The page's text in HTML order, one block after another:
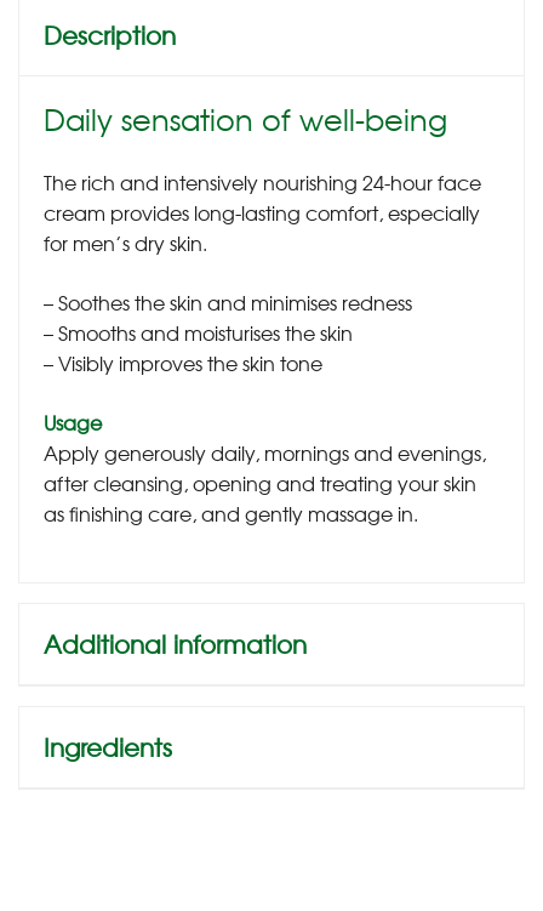
Description
Daily sensation of well-being
The rich and intensively nourishing 24-hour face
cream provides long-lasting comfort, especially
for men’s dry skin.
– Soothes the skin and minimises redness
– Smooths and moisturises the skin
– Visibly improves the skin tone
Usage
Apply generously daily, mornings and evenings,
after cleansing, opening and treating your skin
as finishing care, and gently massage in.
Additional information
Ingredients